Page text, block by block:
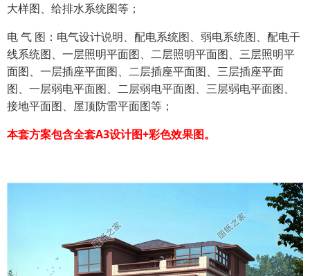
大样图、给排水系统图等；
电 气 图：电气设计说明、配电系统图、弱电系统图、配电干
线系统图、一层照明平面图、二层照明平面图、三层照明平
面图、一层插座平面图、二层插座平面图、三层插座平面
图、一层弱电平面图、二层弱电平面图、三层弱电平面图、
接地平面图、屋顶防雷平面图等；
本套方案包含全套A3设计图+彩色效果图。